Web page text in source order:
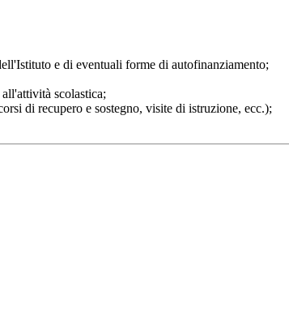
e di eventuali forme di autofinanziamento;
scolastica;
di recupero e sostegno, visite di istruzione, ecc.);